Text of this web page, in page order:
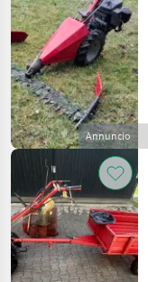
Annuncio